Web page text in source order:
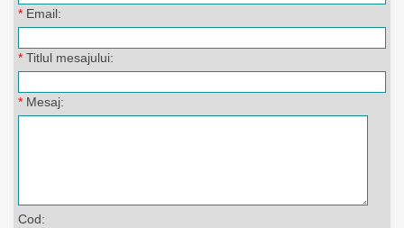
* Email:
* Titlul mesajului:
* Mesaj:
Cod: